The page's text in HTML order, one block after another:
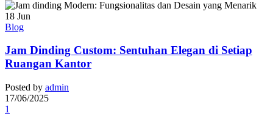
18 Jun
Blog
Jam Dinding Custom: Sentuhan Elegan di Setiap
Ruangan Kantor
Posted by admin
17/06/2025
1